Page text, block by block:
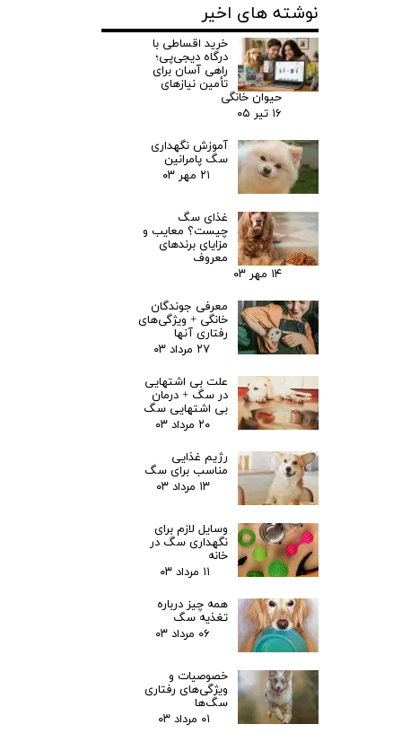
نوشته های اخیر
خرید اقساطی با
درگاه دیجی‌پی؛
راهی آسان برای
تأمین نیازهای
حیوان خانگی
۱۶ تیر ۰۵
آموزش نگهداری
سگ پامرانین‌
۲۱ مهر ۰۳
غذای سگ
چیست؟ معایب و
مزایای برندهای
معروف
۱۴ مهر ۰۳
معرفی جوندگان
خانگی + ویژگی‌های
رفتاری آنها
۲۷ مرداد ۰۳
علت بی اشتهایی
در سگ + درمان
بی اشتهایی سگ
۲۰ مرداد ۰۳
رژیم غذایی
مناسب برای سگ
۱۳ مرداد ۰۳
وسایل لازم برای
نگهداری سگ در
خانه
۱۱ مرداد ۰۳
همه چیز درباره
تغذیه سگ
۰۶ مرداد ۰۳
خصوصیات و
ویژگی‌های رفتاری
سگ‌ها
۰۱ مرداد ۰۳